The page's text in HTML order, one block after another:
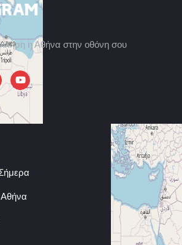
η Αθήνα στην οθόνη σου